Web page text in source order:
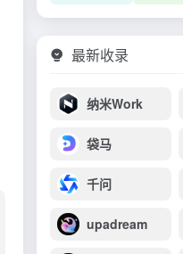
最新收录
纳米Work
袋马
千问
upadream